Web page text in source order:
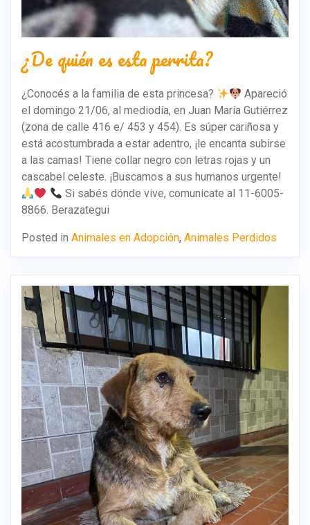
¿De quién es esta perrita?
¿Conocés a la familia de esta princesa?
Apareció
el domingo 21/06, al mediodía, en Juan María Gutiérrez
(zona de calle 416 e/ 453 y 454). Es súper cariñosa y
está acostumbrada a estar adentro, ¡le encanta subirse
a las camas! Tiene collar negro con letras rojas y un
cascabel celeste. ¡Buscamos a sus humanos urgente!
Si sabés dónde vive, comunicate al 11-6005-
8866. Berazategui
Posted in Animales en Adopción, Animales Perdidos